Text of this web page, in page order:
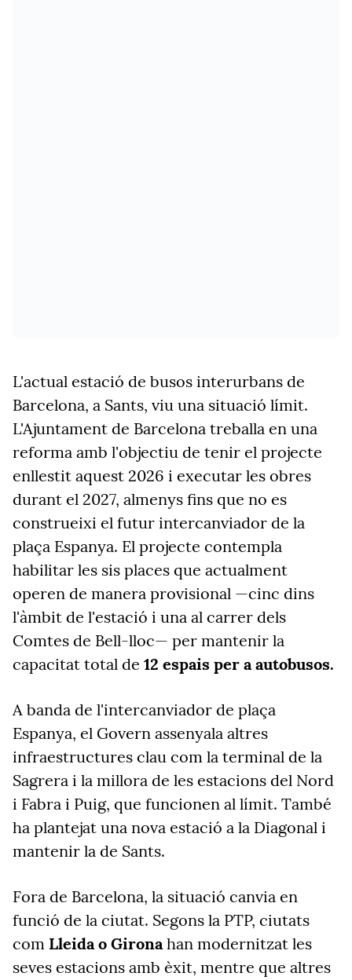
L'actual estació de busos interurbans de
Barcelona, a Sants, viu una situació límit.
L'Ajuntament de Barcelona treballa en una
reforma amb l'objectiu de tenir el projecte
enllestit aquest 2026 i executar les obres
durant el 2027, almenys fins que no es
construeixi el futur intercanviador de la
plaça Espanya. El projecte contempla
habilitar les sis places que actualment
operen de manera provisional —cinc dins
l'àmbit de l'estació i una al carrer dels
Comtes de Bell-lloc— per mantenir la
capacitat total de 12 espais per a autobusos.
A banda de l'intercanviador de plaça
Espanya, el Govern assenyala altres
infraestructures clau com la terminal de la
Sagrera i la millora de les estacions del Nord
i Fabra i Puig, que funcionen al límit. També
ha plantejat una nova estació a la Diagonal i
mantenir la de Sants.
Fora de Barcelona, la situació canvia en
funció de la ciutat. Segons la PTP, ciutats
com Lleida o Gironahan modernitzat les
seves estacions amb èxit, mentre que altres